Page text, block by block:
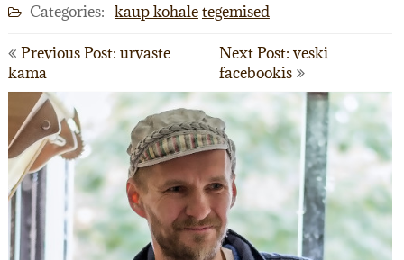
PILDIALBUM
VIDEOTEEK
MEEDIA
KONTAKT
TAGASISIDE
Categories: kaup kohaletegemised
Navigeerimine
Previous Post: urvaste
kama
Next Post: veski
facebookis